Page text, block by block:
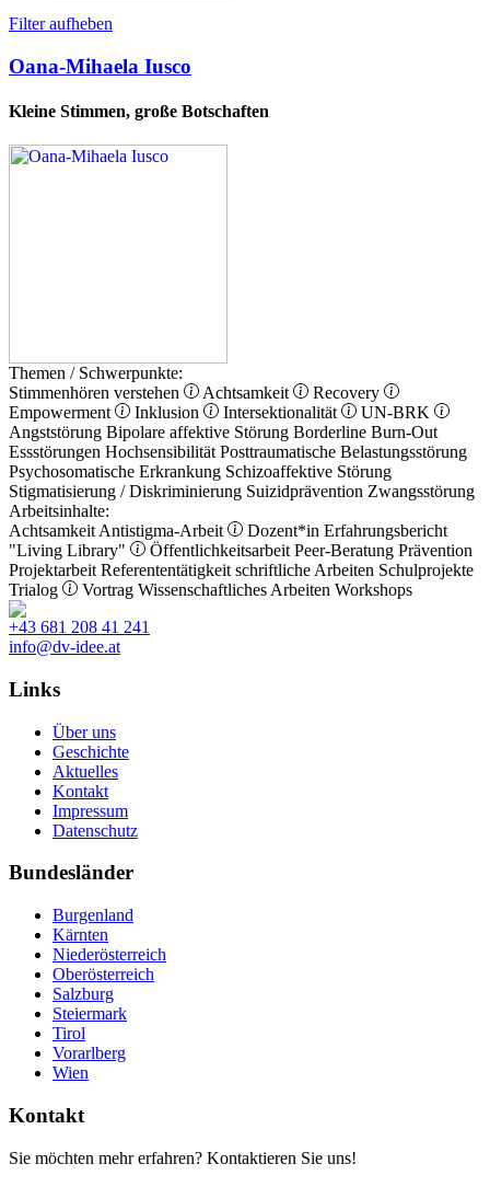
Filter aufheben
Oana-Mihaela Iusco
Kleine Stimmen, große Botschaften
Themen / Schwerpunkte:
Stimmenhören verstehen
Achtsamkeit
Recovery
Empowerment
Inklusion Intersektionalität
UN-BRK
Angststörung Bipolare affektive Störung Borderline Burn-Out
Essstörungen Hochsensibilität Posttraumatische Belastungsstörung
Psychosomatische Erkrankung Schizoaffektive Störung
Stigmatisierung / Diskriminierung Suizidprävention Zwangsstörung
Arbeitsinhalte:
Achtsamkeit Antistigma-Arbeit Dozent*in Erfahrungsbericht
"Living Library"
Öffentlichkeitsarbeit Peer-Beratung Prävention
Projektarbeit Referententätigkeit schriftliche Arbeiten Schulprojekte
Trialog
Vortrag Wissenschaftliches Arbeiten Workshops
+43 681 208 41 241
info@dv-idee.at
Links
Über uns
Geschichte
Aktuelles
Kontakt
Impressum
Datenschutz
Bundesländer
Burgenland
Kärnten
Niederösterreich
Oberösterreich
Salzburg
Steiermark
Tirol
Vorarlberg
Wien
Kontakt
Sie möchten mehr erfahren? Kontaktieren Sie uns!